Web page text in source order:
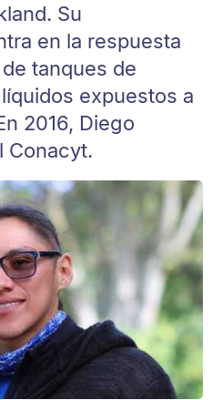
Su
en la respuesta
tanques de
expuestos a
2016, Diego
Conacyt.